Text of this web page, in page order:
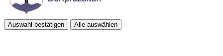
Auswahl bestätigen Alle auswählen